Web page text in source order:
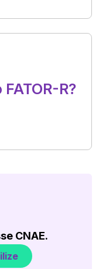
R?
CNAE.